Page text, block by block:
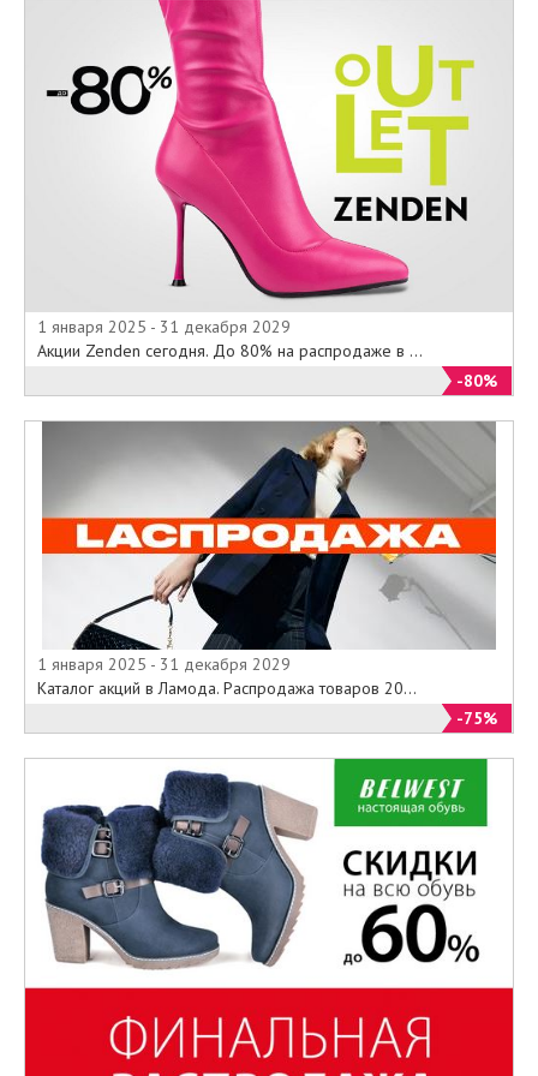
1 января 2025 - 31 декабря 2029
Акции Zenden сегодня. До 80% на распродаже в ...
-80%
1 января 2025 - 31 декабря 2029
Каталог акций в Ламода. Распродажа товаров 20...
-75%